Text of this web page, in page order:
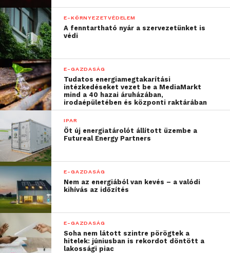
ajánlatokat kínálni
ügyfeleinek”
– mondta Wilhelm Frost, WHU – Otto Beisheim
School of Management, Department for
Industrial Organization and Microeconomics.
“Az alkalmazkodás alatt
értendő a jobb
ügyféltámogatás, ami
kiszolgálja a vásárlók
igényeit, illetve képessé
teszi a vállalatokat, hogy
bevonzzák és megtartsák
a fejlődést előmozdító
készségekkel rendelkező
E-KÖRNYEZETVÉDELEM
A fenntartható nyár a szervezetünket is
védi
E-GAZDASÁG
Tudatos energiamegtakarítási
intézkedéseket vezet be a MediaMarkt
mind a 40 hazai áruházában,
irodaépületében és központi raktárában
IPAR
Öt új energiatárolót állított üzembe a
Futureal Energy Partners
E-GAZDASÁG
Nem az energiából van kevés – a valódi
kihívás az időzítés
E-GAZDASÁG
Soha nem látott szintre pörögtek a
hitelek: júniusban is rekordot döntött a
lakossági piac